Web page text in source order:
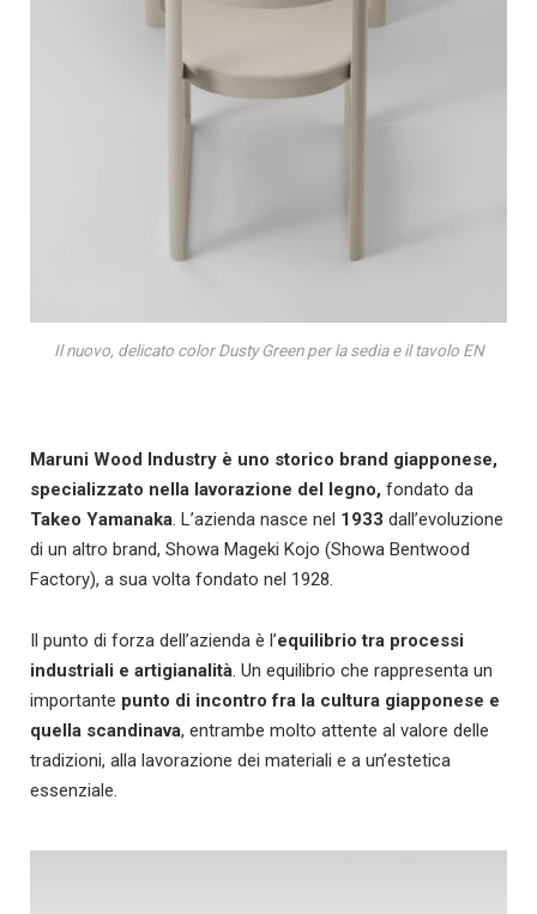
Il nuovo, delicato color Dusty Green per la sedia e il tavolo EN
Maruni Wood Industry è uno storico brand giapponese,
specializzato nella lavorazione del legno, fondato da
Takeo Yamanaka. L’azienda nasce nel 1933 dall’evoluzione
di un altro brand, Showa Mageki Kojo (Showa Bentwood
Factory), a sua volta fondato nel 1928.
Il punto di forza dell’azienda è l’equilibrio tra processi
industriali e artigianalità. Un equilibrio che rappresenta un
importante punto di incontro fra la cultura giapponese e
quella scandinava, entrambe molto attente al valore delle
tradizioni, alla lavorazione dei materiali e a un’estetica
essenziale.